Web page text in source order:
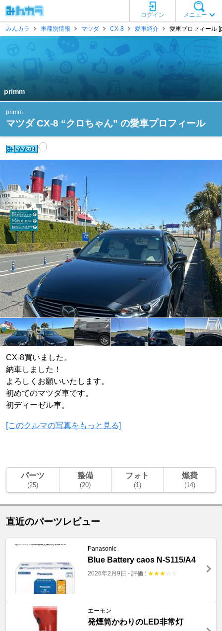
メニュー
ログイン
みんカラ
車種別情報 マツダ CX-8 愛車紹介 愛車プロフィール
primm
primm
マツダ CX-8 “クロちゃん” の愛車プロフィール
CX-8買いました。
納車しました！
よろしくお願いいたします。
初めてのマツダ車です。
初ディーゼル車。
[このクルマの写真をもっと見る]
パーツ
(25)
整備
(20)
フォト
(1)
燃費
(14)
直近のパーツレビュー
Panasonic
Blue Battery caos N-S115/A4
2026年2月9日 - 評価 : ★★★ ☆ ☆
エーモン
発煙筒かわりのLED非常灯